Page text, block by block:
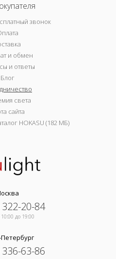
звонок
и обмен
и ответы
Блог
света
сайта
HOKASU (182 МБ)
20-84
до 19:00
63-86